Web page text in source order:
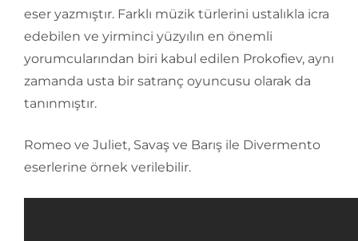
eser yazmıştır. Farklı müzik türlerini ustalıkla icra
edebilen ve yirminci yüzyılın en önemli
yorumcularından biri kabul edilen Prokofiev, aynı
zamanda usta bir satranç oyuncusu olarak da
tanınmıştır.
Romeo ve Juliet, Savaş ve Barış ile Divermento
eserlerine örnek verilebilir.